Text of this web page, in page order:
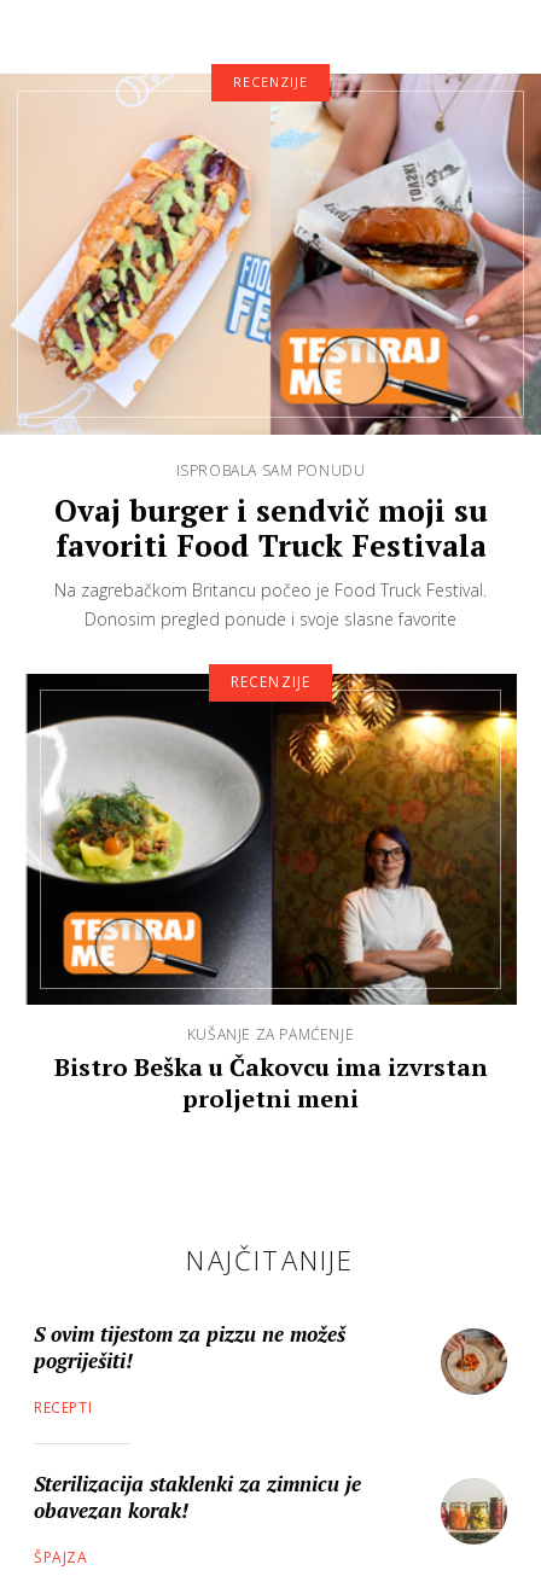
ISPROBALA SAM PONUDU
Ovaj burger i sendvič moji su
favoriti Food Truck Festivala
Na zagrebačkom Britancu počeo je Food Truck Festival.
Donosim pregled ponude i svoje slasne favorite
RECENZIJE
KUŠANJE ZA PAMĆENJE
Bistro Beška u Čakovcu ima izvrstan
proljetni meni
RECENZIJE
NAJČITANIJE
S ovim tijestom za pizzu ne možeš
pogriješiti!
RECEPTI
Sterilizacija staklenki za zimnicu je
obavezan korak!
ŠPAJZA